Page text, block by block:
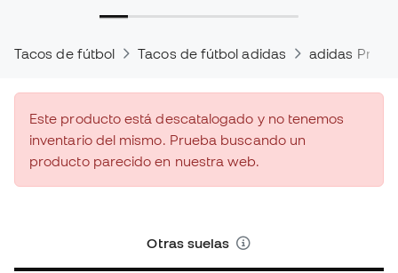
Tacos de fútbol Tacos de fútbol adidas adidas
Este producto está descatalogado y no tenemos
inventario del mismo. Prueba buscando un
producto parecido en nuestra web.
Otras suelas